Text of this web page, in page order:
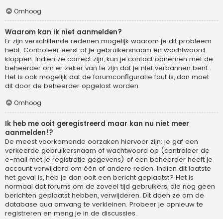
Omhoog
Waarom kan ik niet aanmelden?
Er zijn verschillende redenen mogelijk waarom je dit probleem
hebt. Controleer eerst of je gebruikersnaam en wachtwoord
kloppen. Indien ze correct zijn, kun je contact opnemen met de
beheerder om er zeker van te zijn dat je niet verbannen bent.
Het is ook mogelijk dat de forumconfiguratie fout is, dan moet
dit door de beheerder opgelost worden.
Omhoog
Ik heb me ooit geregistreerd maar kan nu niet meer
aanmelden!?
De meest voorkomende oorzaken hiervoor zijn: je gaf een
verkeerde gebruikersnaam of wachtwoord op (controleer de
e-mail met je registratie gegevens) of een beheerder heeft je
account verwijderd om één of andere reden. Indien dit laatste
het geval is, heb je dan ooit een bericht geplaatst? Het is
normaal dat forums om de zoveel tijd gebruikers, die nog geen
berichten geplaatst hebben, verwijderen. Dit doen ze om de
database qua omvang te verkleinen. Probeer je opnieuw te
registreren en meng je in de discussies.